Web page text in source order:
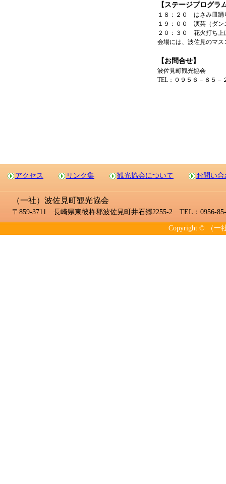
【ステージプログラ
１８：２０ はさみ皿踊
１９：００ 演芸（ダン
２０：３０ 花火打ち上
会場には、波佐見のマ
【お問合せ】
波佐見町観光協会
TEL：０９５６－８５
アクセス リンク集 観光協会について お問い
（一社）波佐見町観光協会
〒859-3711 長崎県東彼杵郡波佐見町井石郷2255-2 TEL：0956-
Copyright © （一